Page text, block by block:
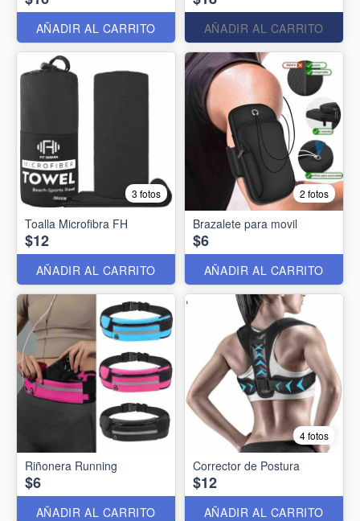
AÑADIR AL CARRITO AÑADIR AL CARRITO
3 fotos
Toalla Microfibra FH
$12
AÑADIR AL CARRITO
2 fotos
Brazalete para movil
$6
AÑADIR AL CARRITO
Riñonera Running
$6
AÑADIR AL CARRITO
4 fotos
Corrector de Postura
$12
AÑADIR AL CARRITO